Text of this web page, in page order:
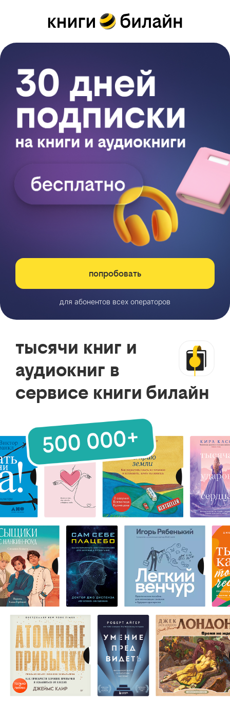
попробовать
для абонентов всех операторов
тысячи книг и
аудиокниг в
сервисе книги билайн